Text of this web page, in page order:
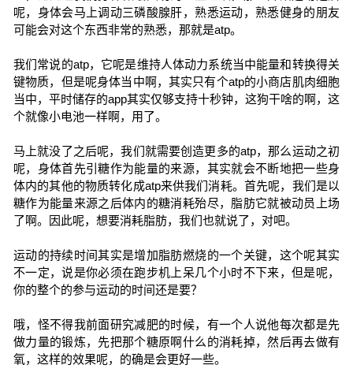
呢，身体会马上调动三磷酸腺肝，熟悉运动，熟悉健身的朋友
可能会对这个东西非常的熟悉，那就是atp。
我们常说的atp，它呢是维持人体动力系统当中能量和转换得关
键物质，但是呢身体当中啊，其实只有个atp的小商店肌肉细胞
当中，平时储存的app其实仅够支持十秒钟，这狗干啥的啊，这
个就像小电池一样啊，用了。
马上就没了之后呢，我们就需要创造更多的atp，那么运动之初
呢，身体首先引糖作为能量的来源，其实就会不断地把一些身
体内的其他的物质转化成atp来供我们消耗。首先呢，我们是以
糖作为能量来源之后体内的糖消耗殆尽，脂肪它就被动员上场
了啊。因此呢，想要消耗脂肪，我们也就说了，对吧。
运动的持续时间其实是增加脂肪燃烧的一个关键，这个呢其实
不一定，说是你必须在跑步机上呆几个小时不下来，但是呢，
你的整个的参与运动的时间还是要？
哦，怪不得我前面研究减肥的时候，有一个人说他每次都是先
做力量的锻炼，先把那个糖原啊什么的消耗掉，然后再去做有
氧，这样的效果呢，的确是会更好一些。